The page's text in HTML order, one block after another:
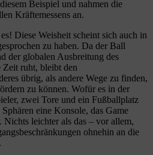
Beispiel und nahmen die
Kräftemessens an.
Diese Weisheit scheint sich auch in
zu haben. Da der Ball
der globalen Ausbreitung des
Zeit ruht, bleibt den
übrig, als andere Wege zu finden,
zu können. Wofür es in der
zwei Tore und ein Fußballplatz
eine Konsole, das Game
leichter als das – vor allem,
ohnehin an die